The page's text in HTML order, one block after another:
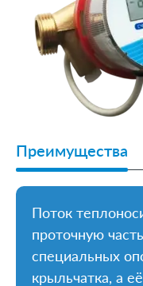
Преимущества
Поток
проточную
специальных
крыльчатка, а